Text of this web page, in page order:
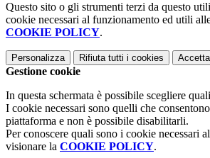
Questo sito o gli strumenti terzi da questo
cookie necessari al funzionamento ed utili
COOKIE POLICY.
Personalizza Rifiuta tutti i cookies
Gestione cookie
In questa schermata è possibile scegliere
I cookie necessari sono quelli che
piattaforma e non è possibile disabilitarli.
Per conoscere quali sono i cookie necessari
visionare la COOKIE POLICY.